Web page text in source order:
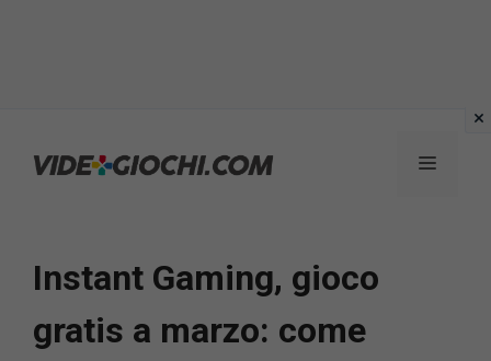
Menu
Instant Gaming, gioco
gratis a marzo: come